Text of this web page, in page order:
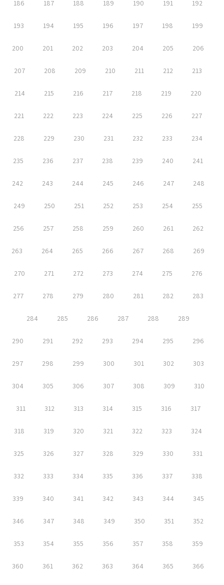
186 187 188 189 190 191 192
193 194 195 196 197 198 199
200 201 202 203 204 205 206
207 208 209 210 211 212 213
214 215 216 217 218 219 220
221 222 223 224 225 226 227
228 229 230 231 232 233 234
235 236 237 238 239 240 241
242 243 244 245 246 247 248
249 250 251 252 253 254 255
256 257 258 259 260 261 262
263 264 265 266 267 268 269
270 271 272 273 274 275 276
277 278 279 280 281 282 283
284 285 286 287 288 289
290 291 292 293 294 295 296
297 298 299 300 301 302 303
304 305 306 307 308 309 310
311 312 313 314 315 316 317
318 319 320 321 322 323 324
325 326 327 328 329 330 331
332 333 334 335 336 337 338
339 340 341 342 343 344 345
346 347 348 349 350 351 352
353 354 355 356 357 358 359
360 361 362 363 364 365 366